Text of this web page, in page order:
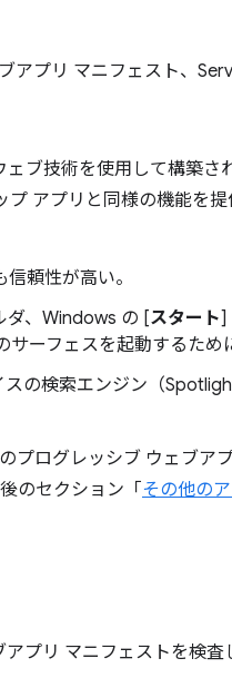
アプリ マニフェスト、
ェブ技術を使用して構築さ
アプリと同様の機能を
頼性が高い。
ダ、Windows の [スタート]
ーフェスを起動するため
の検索エンジン（
プログレッシブ ウェブア
のセクション「 その他の
プリ マニフェストを検査